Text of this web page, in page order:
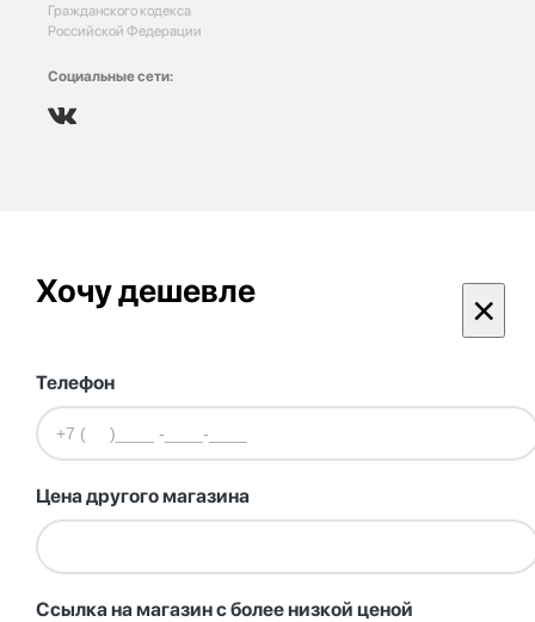
Гражданского кодекса
Российской Федерации
Социальные сети:
Хочу дешевле ×
Телефон
Цена другого магазина
Ссылка на магазин с более низкой ценой